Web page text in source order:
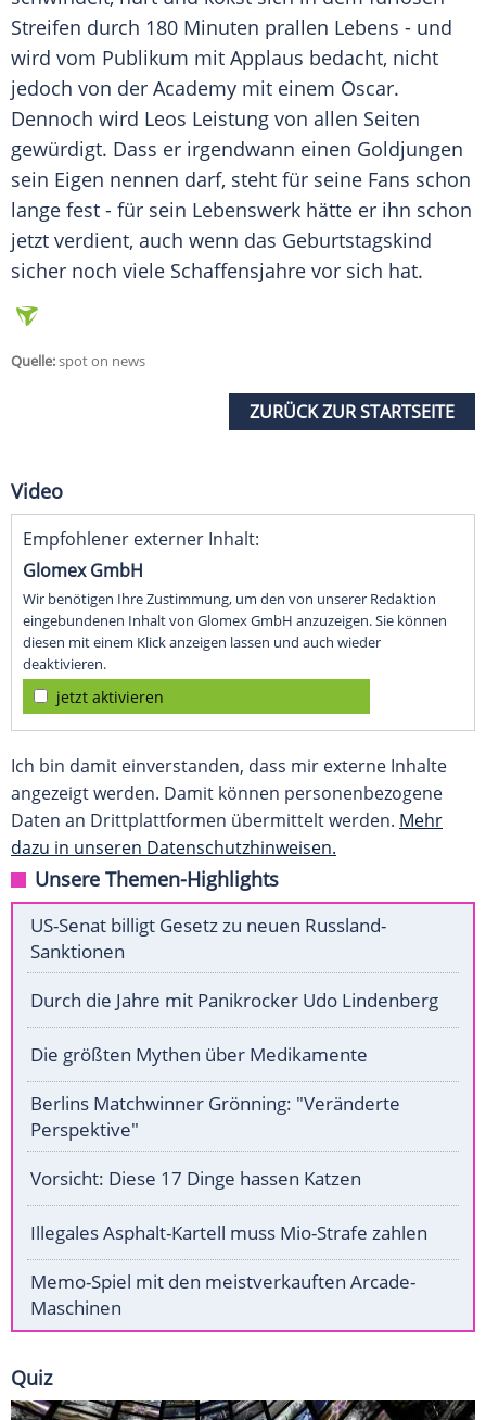
Streifen durch 180 Minuten prallen Lebens - und
wird vom Publikum mit Applaus bedacht, nicht
jedoch von der Academy mit einem Oscar.
Dennoch wird Leos Leistung von allen Seiten
gewürdigt. Dass er irgendwann einen Goldjungen
sein Eigen nennen darf, steht für seine Fans schon
lange fest - für sein Lebenswerk hätte er ihn schon
jetzt verdient, auch wenn das Geburtstagskind
sicher noch viele Schaffensjahre vor sich hat.
Quelle:spot on news
ZURÜCK ZUR STARTSEITE
Video
Empfohlener externer Inhalt:
Glomex GmbH
Wir benötigen Ihre Zustimmung, um den von unserer Redaktion
eingebundenen Inhalt von Glomex GmbH anzuzeigen. Sie können
diesen mit einem Klick anzeigen lassen und auch wieder
deaktivieren.
jetzt aktivieren
Ich bin damit einverstanden, dass mir externe Inhalte
angezeigt werden. Damit können personenbezogene
Daten an Drittplattformen übermittelt werden. Mehr
dazu in unseren Datenschutzhinweisen.
Unsere Themen-Highlights
US-Senat billigt Gesetz zu neuen Russland-
Sanktionen
Durch die Jahre mit Panikrocker Udo Lindenberg
Die größten Mythen über Medikamente
Berlins Matchwinner Grönning: "Veränderte
Perspektive"
Vorsicht: Diese 17 Dinge hassen Katzen
Illegales Asphalt-Kartell muss Mio-Strafe zahlen
Memo-Spiel mit den meistverkauften Arcade-
Maschinen
Quiz